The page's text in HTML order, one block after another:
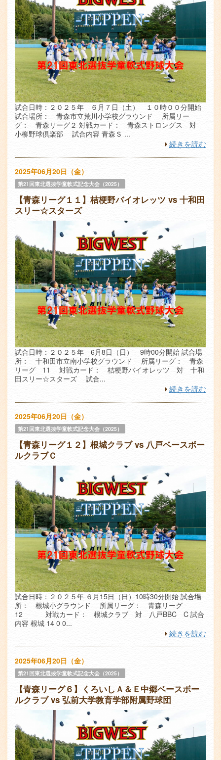
試合日時：２０２５年 ６月７日（土） １０時００分開始
試合場所： 青森市立荒川小学校グラウンド 所属リー
グ： 青森リーグ２ 対戦カード： 青森ストロングス 対
小柳野球倶楽部 試合内容 青森Ｓ ...
続きを読む
2025年06月20日（金）
第21回東北選抜学童軟式記念大会（2025）
【青森リーグ１１】桔梗野バイオレッツ vs 十和田
スリー☆スターズ
試合日時：２０２５年 6月8日（日） 9時00分開始 試合場
所： 十和田市立南小学校グラウンド 所属リーグ： 青森
リーグ 11 対戦カード： 桔梗野バイオレッツ 対 十和
田スリー☆スターズ 試合...
続きを読む
2025年06月20日（金）
第21回東北選抜学童軟式記念大会（2025）
【青森リーグ１２】根城クラブ vs 八戸ベースボー
ルクラブＣ
試合日時：２０２５年 ６月15日（日）10時30分開始 試合場
所： 根城小グラウンド 所属リーグ： 青森リーグ
12 対戦カード： 根城クラブ 対 八戸BBC C 試合
内容 根城 14 0 0...
続きを読む
2025年06月20日（金）
第21回東北選抜学童軟式記念大会（2025）
【青森リーグ６】くろいしＡ＆Ｅ中郷ベースボー
ルクラブ vs 弘前大学教育学部附属野球団